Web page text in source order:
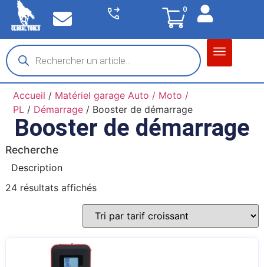
0
Accueil / Matériel garage Auto / Moto /
PL / Démarrage / Booster de démarrage
Booster de démarrage
Recherche
Description
24 résultats affichés